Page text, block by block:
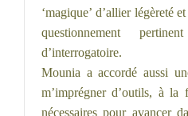
‘magique’ d’allier légèreté
questionnement
d’interrogatoire.
Mounia a accordé aussi
m’imprégner d’outils, à la
nécessaires pour avancer